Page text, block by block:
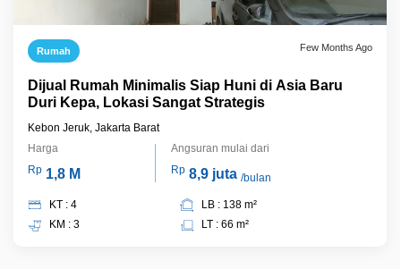
Rumah Few Months Ago
Dijual Rumah Minimalis Siap Huni di Asia Baru
Duri Kepa, Lokasi Sangat Strategis
Kebon Jeruk, Jakarta Barat
Harga
Rp 1,8 M
Angsuran mulai dari
Rp 8,9 juta /bulan
KT : 4
KM : 3
LB : 138 m²
LT : 66 m²